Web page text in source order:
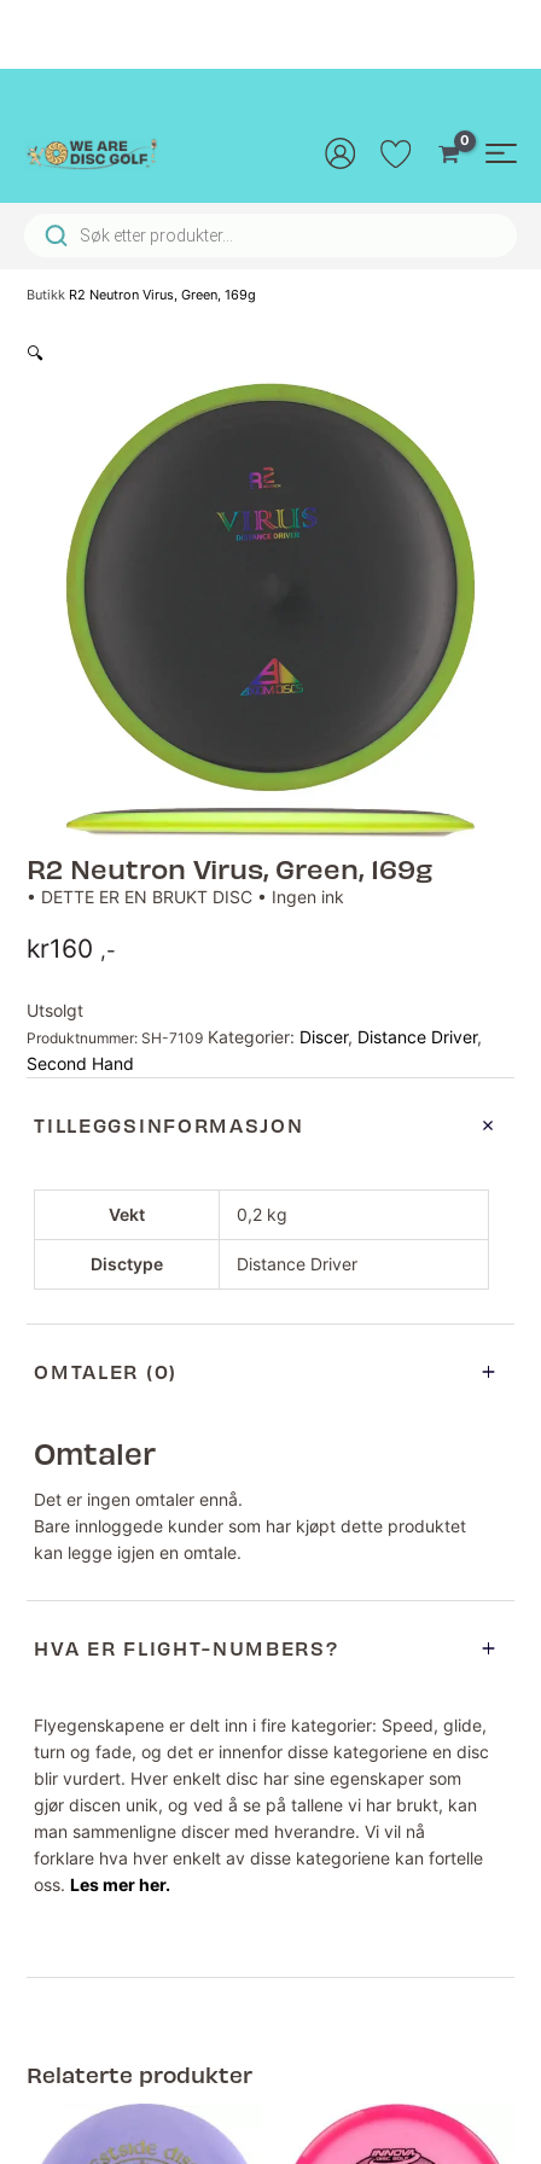
innholdet
Products search
Butikk R2 Neutron Virus, Green, 169g
🔍
R2 Neutron Virus, Green, 169g
• DETTE ER EN BRUKT DISC • Ingen ink
kr160 ,-
Utsolgt
Produktnummer:SH-7109 Kategorier: Discer, Distance Driver,
Second Hand
TILLEGGSINFORMASJON
Vekt 0,2 kg
Disctype Distance Driver
OMTALER (0)
Omtaler
Det er ingen omtaler ennå.
Bare innloggede kunder som har kjøpt dette produktet
kan legge igjen en omtale.
HVA ER FLIGHT-NUMBERS?
Flyegenskapene er delt inn i fire kategorier: Speed, glide,
turn og fade, og det er innenfor disse kategoriene en disc
blir vurdert. Hver enkelt disc har sine egenskaper som
gjør discen unik, og ved å se på tallene vi har brukt, kan
man sammenligne discer med hverandre. Vi vil nå
forklare hva hver enkelt av disse kategoriene kan fortelle
oss.Les mer her.
Relaterte produkter